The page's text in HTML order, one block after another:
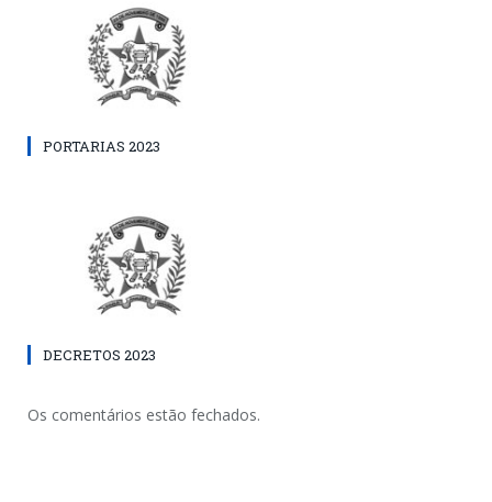
PORTARIAS 2023
DECRETOS 2023
Os comentários estão fechados.